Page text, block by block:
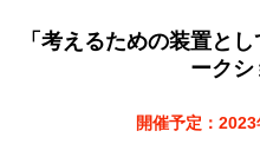
「考えるための装置と
ークシ
開催予定：2023